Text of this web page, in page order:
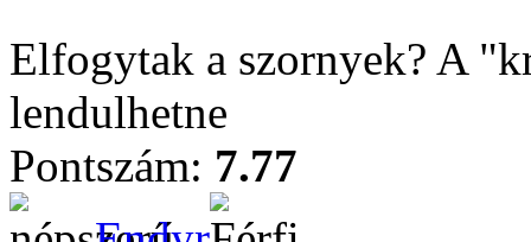
Elfogytak a szornyek? A
lendulhetne
Pontszám: 7.77